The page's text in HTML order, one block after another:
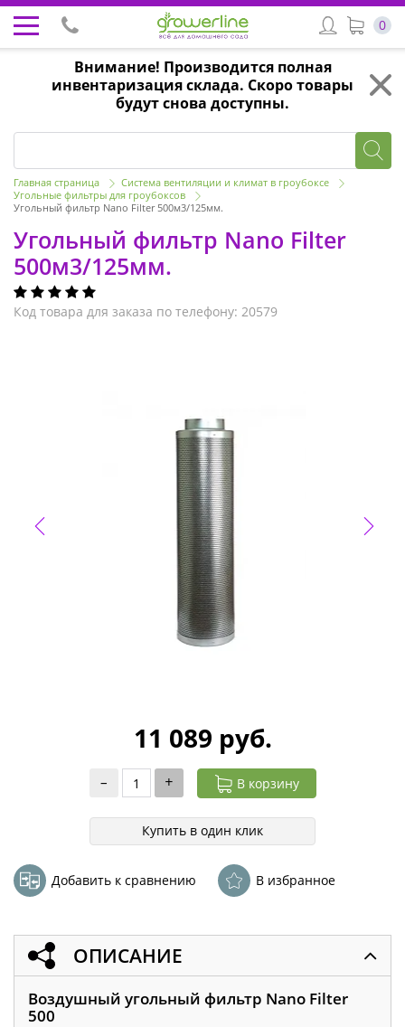
Внимание! Производится полная
инвентаризация склада. Скоро товары
будут снова доступны.
0
Главная страница
Система вентиляции и климат в гроубоксе
Угольные фильтры для гроубоксов
Угольный фильтр Nano Filter 500м3/125мм.
Угольный фильтр Nano Filter
500м3/125мм.
Код товара для заказа по телефону: 20579
11 089 руб.
– + В корзину
Купить в один клик
Добавить к сравнению В избранное
ОПИСАНИЕ
Воздушный угольный фильтр Nano Filter
500